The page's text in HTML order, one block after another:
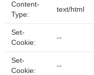
Content-
Type:
text/html
Set-
Cookie:
--
Set-
Cookie:
--